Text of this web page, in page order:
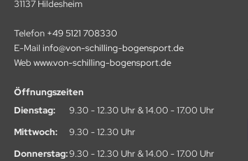
31137 Hildesheim
Telefon +49 5121 708330
E-Mail info@von-schilling-bogensport.de
Web www.von-schilling-bogensport.de
Öffnungszeiten
Dienstag:
9.30 - 12.30 Uhr & 14.00 - 17.00 Uhr
Mittwoch:
9.30 - 12.30 Uhr
Donnerstag:9.30 - 12.30 Uhr & 14.00 - 17.00 Uhr